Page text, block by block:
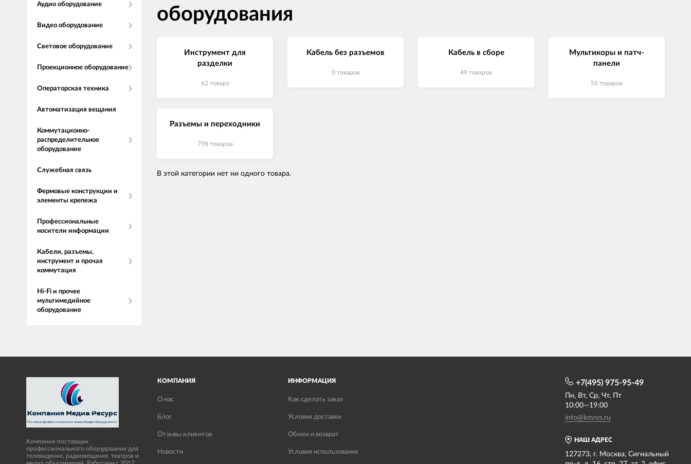
Аудио оборудование
Видео оборудование
Световое оборудование
Проекционное оборудование
Операторская техника
Автоматизация вещания
Коммутационно-
распределительное
оборудование
Служебная связь
Фермовые конструкции и
элементы крепежа
Профессиональные
носители информации
Кабели, разъемы,
инструмент и прочая
коммутация
Hi-Fi и прочее
мультимедийное
оборудование
оборудования
Инструмент для
разделки
62 товара
Кабель без разъемов
0 товаров
Кабель в сборе
49 товаров
Мультикоры и патч-
панели
55 товаров
Разъемы и переходники
798 товаров
В этой категории нет ни одного товара.
Компания-поставщик
профессионального оборудования для
телевидения, радиовещания, театров и
КОМПАНИЯ
О нас
Блог
Отзывы клиентов
Новости
ИНФОРМАЦИЯ
Как сделать заказ
Условия доставки
Обмен и возврат
Условия использования
НАШ АДРЕС
127273, г. Москва, Сигнальный
+7(495) 975-95-49
Пн, Вт, Ср, Чт, Пт
10:00—19:00
info@kmres.ru